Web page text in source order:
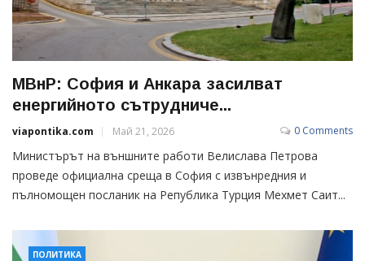
МВнР: София и Анкара засилват
енергийното сътрудниче...
viapontika.com Май 21, 2026 0 Comments
Министърът на външните работи Велислава Петрова
проведе официална среща в София с извънредния и
пълномощен посланик на Република Турция Мехмет Саит...
ПОЛИТИКА